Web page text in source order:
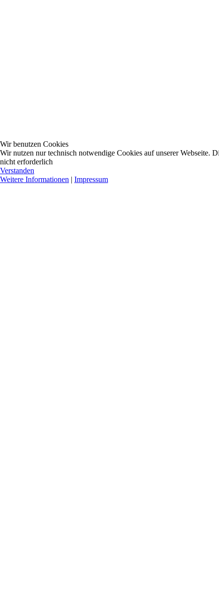
Wir benutzen Cookies
Wir nutzen nur technisch notwendige Cookies auf unserer Webseite.
nicht erforderlich
Verstanden
Weitere Informationen | Impressum